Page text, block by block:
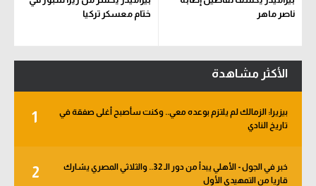
ناصر ماهر
ختام معسكر تركيا
الأكثر مشاهدة
1
بيزيرا: الزمالك لم يلتزم بوعده معي.. وكنت سأصبح أغلى صفقة في
تاريخ النادي
2
خبر في الجول - الأهلي يبدأ من دور الـ 32.. والثلاثي المصري يشارك
قاريا من التمهيدي الأول